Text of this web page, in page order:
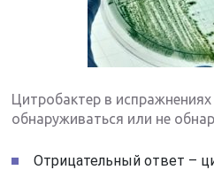
Цитробактер в
обнаруживаться или не
Отрицательный ответ –